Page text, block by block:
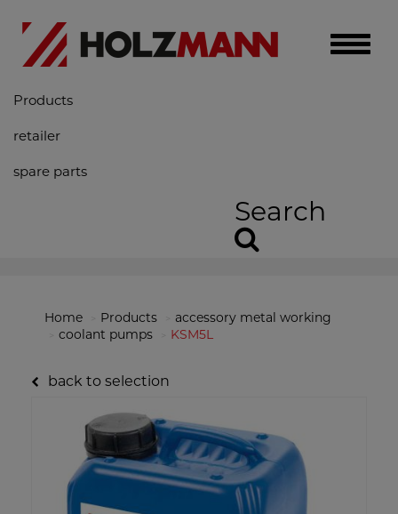
Toggle
Products
retailer
spare parts
Search
Home Products
accessory metal working
coolant pumps
KSM5L
back to selection